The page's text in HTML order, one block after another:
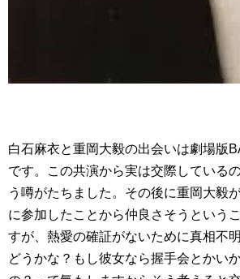
白石麻衣と重岡大毅の出会いは劇場版
です。この共演から実は交際している
う噂がたちました。その後に重岡大毅
に参加したことから仲良さそうという
すが、熱愛の確証がないために真相不
どうかな？もし彼女なら握手会とかい